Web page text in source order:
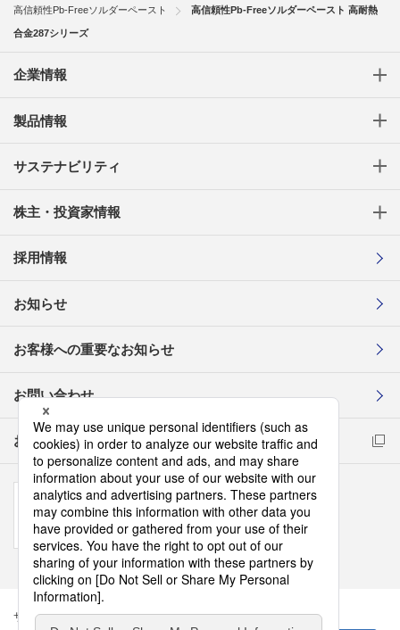
高信頼性Pb-Freeソルダーペースト 高信頼性Pb-Freeソルダーペースト 高耐熱
合金287シリーズ
企業情報
製品情報
サステナビリティ
株主・投資家情報
採用情報
お知らせ
お客様への重要なお知らせ
お問い合わせ
お取引先様コンプライアンス通報窓口
サイトマップ